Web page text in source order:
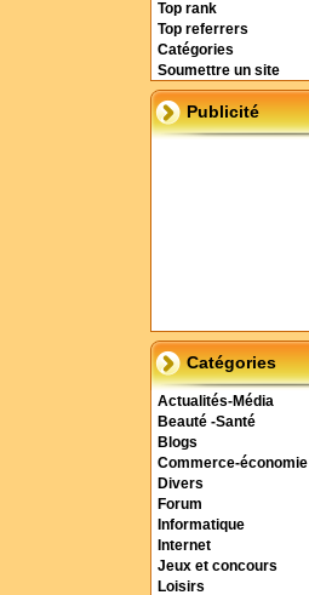
Top rank
Top referrers
Catégories
Soumettre un site
Publicité
Catégories
Actualités-Média
Beauté -Santé
Blogs
Commerce-économie
Divers
Forum
Informatique
Internet
Jeux et concours
Loisirs